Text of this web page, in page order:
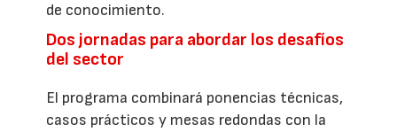
de conocimiento.
Dos jornadas para abordar los desafíos
del sector
El programa combinará ponencias técnicas,
casos prácticos y mesas redondas con la